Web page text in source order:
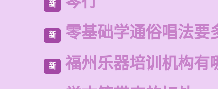
新
新 零基础学通俗唱法要
新 福州乐器培训机构有